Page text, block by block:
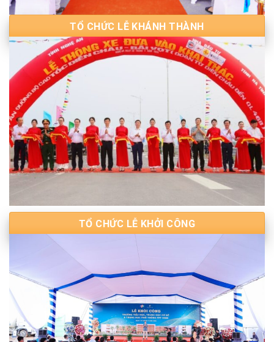
TỔ CHỨC LỄ KHÁNH THÀNH
TỔ CHỨC LỄ KHỞI CÔNG